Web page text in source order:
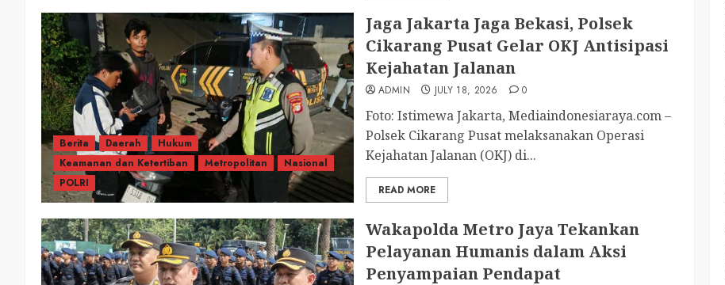
Berita Daerah
Hukum
Keamanan dan Ketertiban
Metropolitan
Nasional
POLRI
Jaga Jakarta Jaga Bekasi, Polsek
Cikarang Pusat Gelar OKJ Antisipasi
Kejahatan Jalanan
ADMIN JULY 18, 2026 0
Foto: Istimewa Jakarta, Mediaindonesiaraya.com –
Polsek Cikarang Pusat melaksanakan Operasi
Kejahatan Jalanan (OKJ) di...
READ MORE
Wakapolda Metro Jaya Tekankan
Pelayanan Humanis dalam Aksi
Penyampaian Pendapat